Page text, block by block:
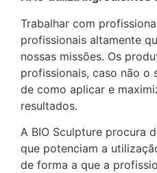
Trabalhar com
profissionais altamente
nossas missões. Os
profissionais, caso não o
de como aplicar e
resultados.
A BIO Sculpture procura
que potenciam a
de forma a que a